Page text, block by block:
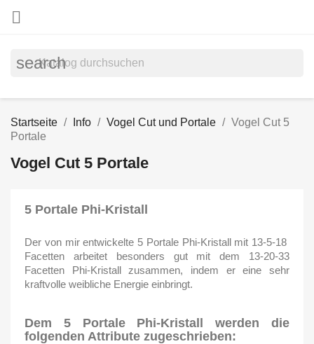

search
Startseite Info Vogel Cut und Portale
Vogel Cut 5
Portale
Vogel Cut 5 Portale
5 Portale Phi-Kristall
Der von mir entwickelte 5 Portale Phi-Kristall mit 13-5-18
Facetten arbeitet besonders gut mit dem 13-20-33
Facetten Phi-Kristall zusammen, indem er eine sehr
kraftvolle weibliche Energie einbringt.
Dem 5 Portale Phi-Kristall werden die
folgenden Attribute zugeschrieben: